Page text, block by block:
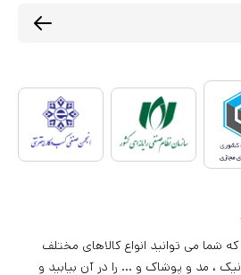
که شما می توانید انواع کالاهای مختلف
، مد و پوشاک و ... را در آن بیابید و